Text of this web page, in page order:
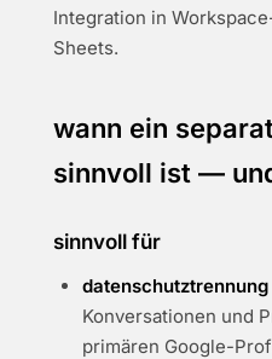
Integration in
Sheets.
wann ein
sinnvoll ist —
sinnvoll für
datenschutztrennung
Konversationen und
primären Google-